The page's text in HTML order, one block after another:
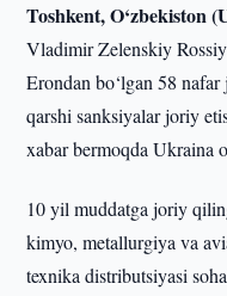
Toshkent, O‘zbekiston
Vladimir Zelenskiy
Erondan bo‘lgan 58
qarshi sanksiyalar joriy
xabar bermoqda Ukraina
10 yil muddatga joriy
kimyo, metallurgiya va
texnika distributsiyasi